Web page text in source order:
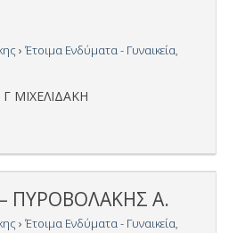
› Έτοιμα Ενδύματα - Γυναικεία,
ΜΙΧΕΛΙΔΑΚΗ
ΠΥΡΟΒΟΛΑΚΗΣ Α.
› Έτοιμα Ενδύματα - Γυναικεία,